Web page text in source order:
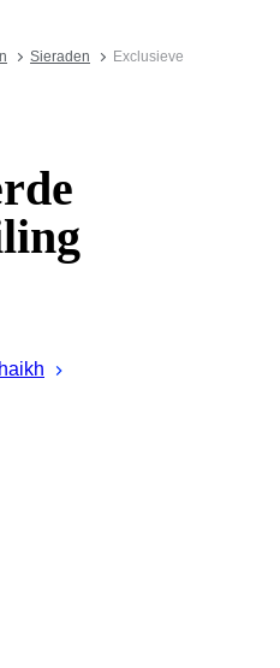
Sieraden
Exclusieve